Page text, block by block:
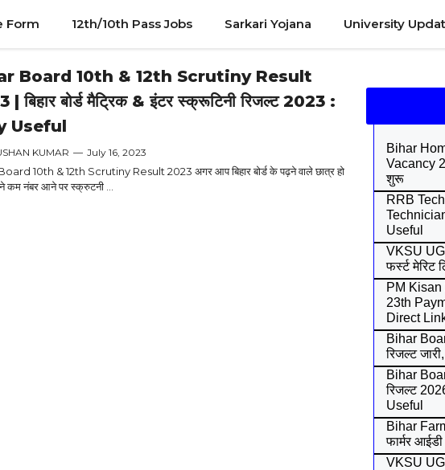
Form 12th/10th Pass Jobs Sarkari Yojana University
Board 10th & 12th Scrutiny Result
| बिहार बोर्ड मैट्रिक & इंटर स्क्रूटिनी रिजल्ट 2023 :
Useful
KUMAR — July 16, 2023
10th & 12th Scrutiny Result 2023 अगर आप बिहार बोर्ड के पढ़ने वाले छात्र हो
नंबर आने पर स्क्रुटनी ...
Bihar
Vacancy
शुरू
RRB
Useful
VKSU
फर्स्ट मेरिट
PM
23th
Direct
Bihar
रिजल्ट
Bihar
रिजल्ट
Useful
Bihar
फार्मर
VKSU